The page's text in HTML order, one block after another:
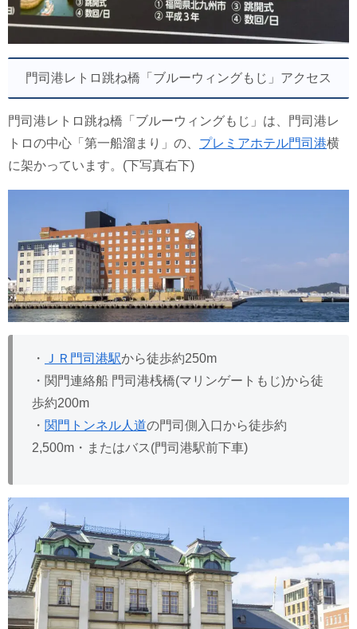
門司港レトロ跳ね橋「ブルーウィングもじ」アクセス
門司港レトロ跳ね橋「ブルーウィングもじ」は、門司港レ
トロの中心「第一船溜まり」の、 プレミアホテル門司港横
に架かっています。(下写真右下)
・ ＪＲ門司港駅から徒歩約250m
・関門連絡船 門司港桟橋(マリンゲートもじ)から徒
歩約200m
・ 関門トンネル人道の門司側入口から徒歩約
2,500m・またはバス(門司港駅前下車)